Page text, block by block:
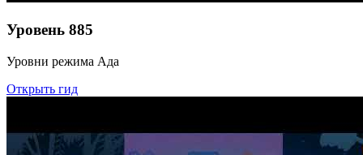
Уровень 885
Уровни режима Ада
Открыть гид